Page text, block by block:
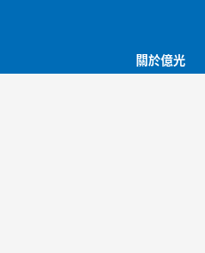
關於億光